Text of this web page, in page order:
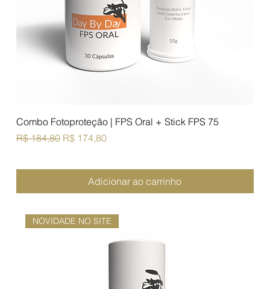
Combo Fotoproteção | FPS Oral + Stick FPS 75
Preço normal
R$ 184,80 Preço promocional
R$ 174,80
Adicionar ao carrinho
NOVIDADE NO SITE